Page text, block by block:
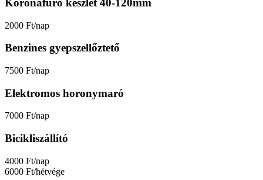
Koronafúró készlet 40‑120mm
2000 Ft/nap
Benzines gyepszellőztető
7500 Ft/nap
Elektromos horonymaró
7000 Ft/nap
Bicikliszállító
4000 Ft/nap
6000 Ft/hétvége